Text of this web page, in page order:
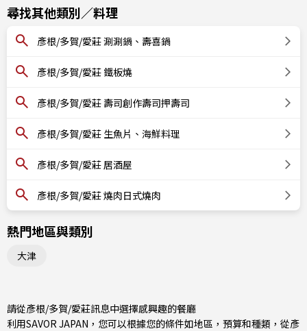
尋找其他類別／料理
彥根/多賀/愛莊 涮涮鍋、壽喜鍋
彥根/多賀/愛莊 鐵板燒
彥根/多賀/愛莊 壽司創作壽司押壽司
彥根/多賀/愛莊 生魚片、海鮮料理
彥根/多賀/愛莊 居酒屋
彥根/多賀/愛莊 燒肉日式燒肉
熱門地區與類別
大津
請從彥根/多賀/愛莊訊息中選擇感興趣的餐廳
利用SAVOR JAPAN，您可以根據您的條件如地區，預算和種類，從彥